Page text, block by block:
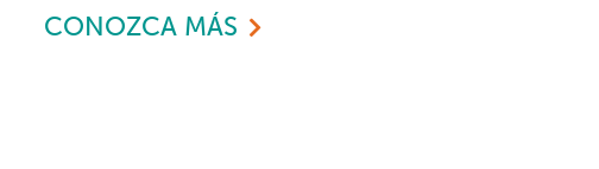
CONOZCA MÁS